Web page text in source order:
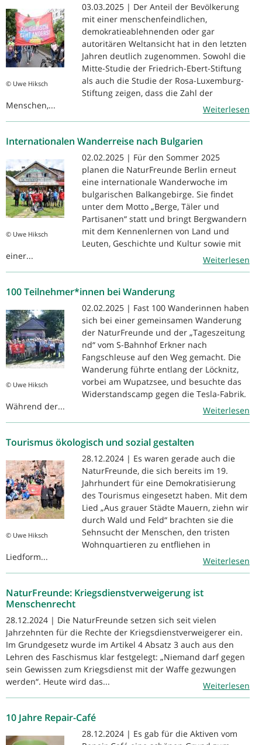
© Uwe Hiksch
03.03.2025 | Der Anteil der Bevölkerung
mit einer menschenfeindlichen,
demokratieablehnenden oder gar
autoritären Weltansicht hat in den letzten
Jahren deutlich zugenommen. Sowohl die
Mitte-Studie der Friedrich-Ebert-Stiftung
als auch die Studie der Rosa-Luxemburg-
Stiftung zeigen, dass die Zahl der
Menschen,...
Weiterlesen
Internationalen Wanderreise nach Bulgarien
© Uwe Hiksch
02.02.2025 | Für den Sommer 2025
planen die NaturFreunde Berlin erneut
eine internationale Wanderwoche im
bulgarischen Balkangebirge. Sie findet
unter dem Motto „Berge, Täler und
Partisanen“ statt und bringt Bergwandern
mit dem Kennenlernen von Land und
Leuten, Geschichte und Kultur sowie mit
einer...
Weiterlesen
100 Teilnehmer*innen bei Wanderung
© Uwe Hiksch
02.02.2025 | Fast 100 Wanderinnen haben
sich bei einer gemeinsamen Wanderung
der NaturFreunde und der „Tageszeitung
nd“ vom S-Bahnhof Erkner nach
Fangschleuse auf den Weg gemacht. Die
Wanderung führte entlang der Löcknitz,
vorbei am Wupatzsee, und besuchte das
Widerstandscamp gegen die Tesla-Fabrik.
Während der...
Weiterlesen
Tourismus ökologisch und sozial gestalten
© Uwe Hiksch
28.12.2024 | Es waren gerade auch die
NaturFreunde, die sich bereits im 19.
Jahrhundert für eine Demokratisierung
des Tourismus eingesetzt haben. Mit dem
Lied „Aus grauer Städte Mauern, ziehn wir
durch Wald und Feld“ brachten sie die
Sehnsucht der Menschen, den tristen
Wohnquartieren zu entfliehen in
Liedform...
Weiterlesen
NaturFreunde: Kriegsdienstverweigerung ist
Menschenrecht
28.12.2024 | Die NaturFreunde setzen sich seit vielen
Jahrzehnten für die Rechte der Kriegsdienstverweigerer ein.
Im Grundgesetz wurde im Artikel 4 Absatz 3 auch aus den
Lehren des Faschismus klar festgelegt: „Niemand darf gegen
sein Gewissen zum Kriegsdienst mit der Waffe gezwungen
werden“. Heute wird das...
Weiterlesen
10 Jahre Repair-Café
28.12.2024 | Es gab für die Aktiven vom